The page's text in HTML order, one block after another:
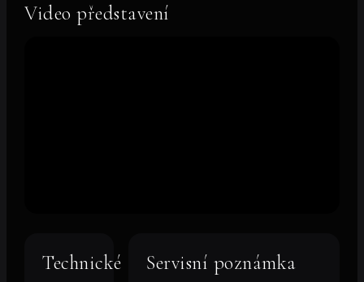
Video představení
Technické
Servisní poznámka